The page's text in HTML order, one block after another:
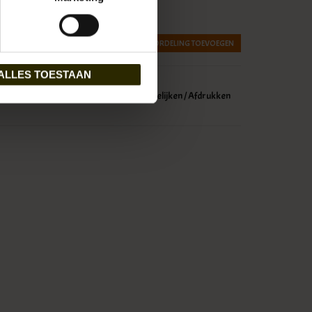
TOESTAAN
JE BEOORDELING TOEVOEGEN
Toevoegen om te vergelijken/Afdrukken